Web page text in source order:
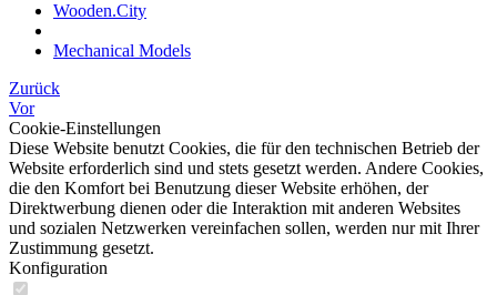
Wooden.City
Mechanical Models
Zurück
Vor
Cookie-Einstellungen
Diese Website benutzt Cookies, die für den technischen Betrieb der
Website erforderlich sind und stets gesetzt werden. Andere Cookies,
die den Komfort bei Benutzung dieser Website erhöhen, der
Direktwerbung dienen oder die Interaktion mit anderen Websites
und sozialen Netzwerken vereinfachen sollen, werden nur mit Ihrer
Zustimmung gesetzt.
Konfiguration